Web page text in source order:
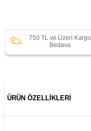
750 TL ve Üzeri Kargo
Bedava
ÜRÜN ÖZELLIKLERI